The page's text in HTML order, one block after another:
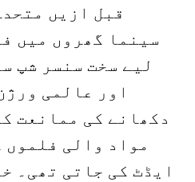
قبل ازیں
سینما گھروں میں
لیے سخت سنسر شپ
اور عالمی
دکھانے کی ممانعت
مواد والی فلموں
ایڈٹ کی جاتی تھی۔